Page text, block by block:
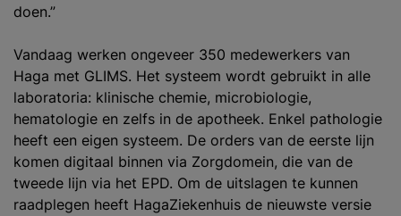
doen.”
Vandaag werken ongeveer 350 medewerkers van
Haga met GLIMS. Het systeem wordt gebruikt in alle
laboratoria: klinische chemie, microbiologie,
hematologie en zelfs in de apotheek. Enkel pathologie
heeft een eigen systeem. De orders van de eerste lijn
komen digitaal binnen via Zorgdomein, die van de
tweede lijn via het EPD. Om de uitslagen te kunnen
raadplegen heeft HagaZiekenhuis de nieuwste versie